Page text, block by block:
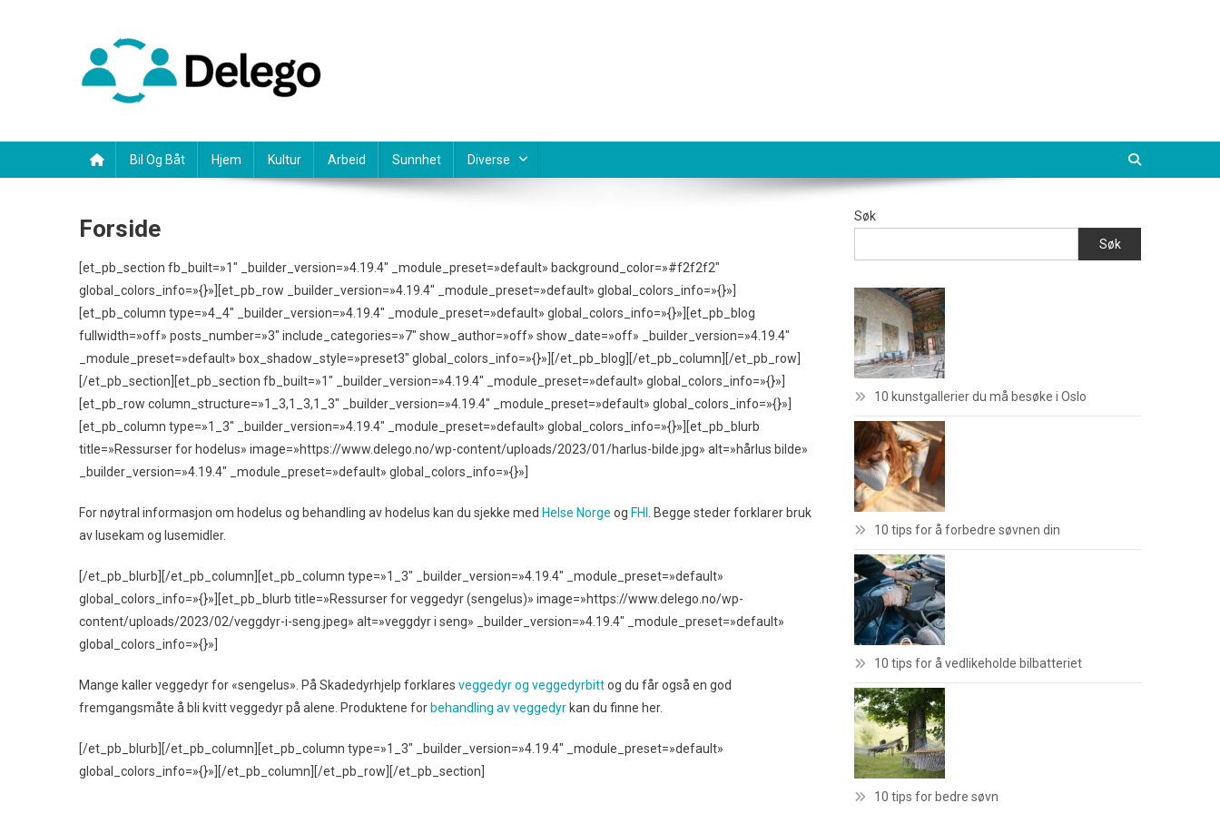
Bil Og Båt Hjem Kultur Arbeid Sunnhet Diverse
Forside
[et_pb_section fb_built=»1″ _builder_version=»4.19.4″ _module_preset=»default» background_color=»#f2f2f2″
global_colors_info=»{}»][et_pb_row _builder_version=»4.19.4″ _module_preset=»default» global_colors_info=»{}»]
[et_pb_column type=»4_4″ _builder_version=»4.19.4″ _module_preset=»default» global_colors_info=»{}»][et_pb_blog
fullwidth=»off» posts_number=»3″ include_categories=»7″ show_author=»off» show_date=»off» _builder_version=»4.19.4″
_module_preset=»default» box_shadow_style=»preset3″ global_colors_info=»{}»][/et_pb_blog][/et_pb_column][/et_pb_row]
[/et_pb_section][et_pb_section fb_built=»1″ _builder_version=»4.19.4″ _module_preset=»default» global_colors_info=»{}»]
[et_pb_row column_structure=»1_3,1_3,1_3″ _builder_version=»4.19.4″ _module_preset=»default» global_colors_info=»{}»]
[et_pb_column type=»1_3″ _builder_version=»4.19.4″ _module_preset=»default» global_colors_info=»{}»][et_pb_blurb
title=»Ressurser for hodelus» image=»https://www.delego.no/wp-content/uploads/2023/01/harlus-bilde.jpg» alt=»hårlus bilde»
_builder_version=»4.19.4″ _module_preset=»default» global_colors_info=»{}»]
For nøytral informasjon om hodelus og behandling av hodelus kan du sjekke med Helse Norge og FHI
. Begge steder forklarer bruk
av lusekam og lusemidler.
[/et_pb_blurb][/et_pb_column][et_pb_column type=»1_3″ _builder_version=»4.19.4″ _module_preset=»default»
global_colors_info=»{}»][et_pb_blurb title=»Ressurser for veggedyr (sengelus)» image=»https://www.delego.no/wp-
content/uploads/2023/02/veggdyr-i-seng.jpeg» alt=»veggdyr i seng» _builder_version=»4.19.4″ _module_preset=»default»
global_colors_info=»{}»]
Mange kaller veggedyr for «sengelus». På Skadedyrhjelp forklares veggedyr og veggedyrbittog du får også en god
fremgangsmåte å bli kvitt veggedyr på alene. Produktene for behandling av veggedyr kan du finne her.
[/et_pb_blurb][/et_pb_column][et_pb_column type=»1_3″ _builder_version=»4.19.4″ _module_preset=»default»
global_colors_info=»{}»][/et_pb_column][/et_pb_row][/et_pb_section]
Søk
Søk
10 kunstgallerier du må besøke i Oslo
10 tips for å forbedre søvnen din
10 tips for å vedlikeholde bilbatteriet
10 tips for bedre søvn